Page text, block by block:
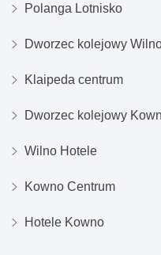
Polanga Lotnisko
Dworzec kolejowy
Klaipeda centrum
Dworzec kolejowy
Wilno Hotele
Kowno Centrum
Hotele Kowno